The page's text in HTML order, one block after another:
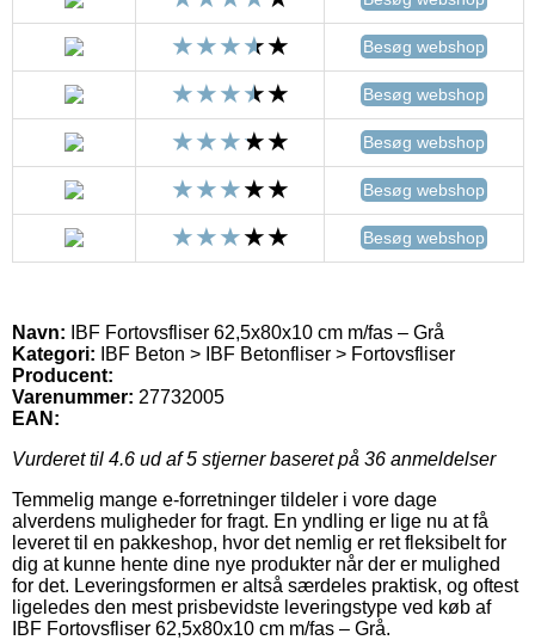
Besøg webshop
Besøg webshop
Besøg webshop
Besøg webshop
Besøg webshop
Navn: IBF Fortovsfliser 62,5x80x10 cm m/fas – Grå
Kategori: IBF Beton > IBF Betonfliser > Fortovsfliser
Producent:
Varenummer: 27732005
EAN:
Vurderet til 4.6 ud af 5 stjerner baseret på 36 anmeldelser
Temmelig mange e-forretninger tildeler i vore dage
alverdens muligheder for fragt. En yndling er lige nu at få
leveret til en pakkeshop, hvor det nemlig er ret fleksibelt for
dig at kunne hente dine nye produkter når der er mulighed
for det. Leveringsformen er altså særdeles praktisk, og oftest
ligeledes den mest prisbevidste leveringstype ved køb af
IBF Fortovsfliser 62,5x80x10 cm m/fas – Grå.